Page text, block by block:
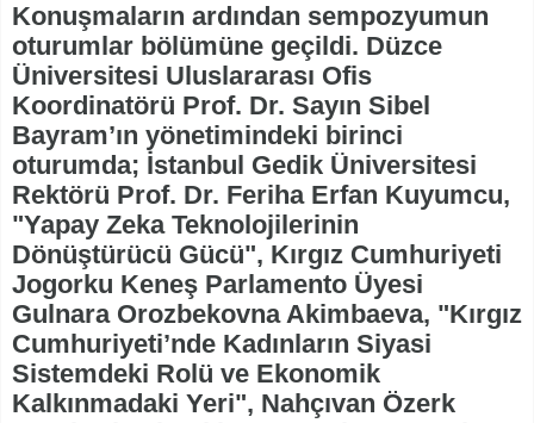
Konuşmaların ardından sempozyumun
oturumlar bölümüne geçildi. Düzce
Üniversitesi Uluslararası Ofis
Koordinatörü Prof. Dr. Sayın Sibel
Bayram’ın yönetimindeki birinci
oturumda; İstanbul Gedik Üniversitesi
Rektörü Prof. Dr. Feriha Erfan Kuyumcu,
"Yapay Zeka Teknolojilerinin
Dönüştürücü Gücü", Kırgız Cumhuriyeti
Jogorku Keneş Parlamento Üyesi
Gulnara Orozbekovna Akimbaeva, "Kırgız
Cumhuriyeti’nde Kadınların Siyasi
Sistemdeki Rolü ve Ekonomik
Kalkınmadaki Yeri", Nahçıvan Özerk